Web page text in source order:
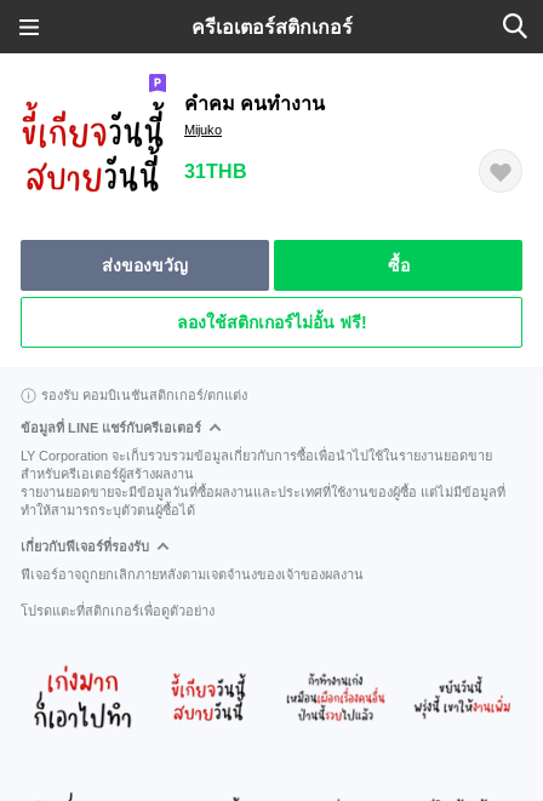
ครีเอเตอร์สติกเกอร์
คำคม คนทำงาน
Mijuko
31THB
ส่งของขวัญ ซื้อ
ลองใช้สติกเกอร์ไม่อั้น ฟรี!
รองรับ คอมบิเนชันสติกเกอร์/ตกแต่ง
ข้อมูลที่ LINE แชร์กับครีเอเตอร์
LY Corporation จะเก็บรวบรวมข้อมูลเกี่ยวกับการซื้อเพื่อนำไปใช้ในรายงานยอดขาย
สำหรับครีเอเตอร์ผู้สร้างผลงาน
รายงานยอดขายจะมีข้อมูลวันที่ซื้อผลงานและประเทศที่ใช้งานของผู้ซื้อ แต่ไม่มีข้อมูลที่
ทำให้สามารถระบุตัวตนผู้ซื้อได้
เกี่ยวกับฟีเจอร์ที่รองรับ
ฟีเจอร์อาจถูกยกเลิกภายหลังตามเจตจำนงของเจ้าของผลงาน
โปรดแตะที่สติกเกอร์เพื่อดูตัวอย่าง